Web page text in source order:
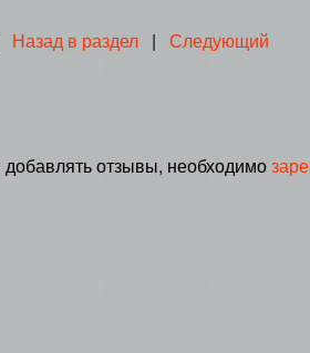
Назад в раздел| Следующий
добавлять отзывы, необходимо